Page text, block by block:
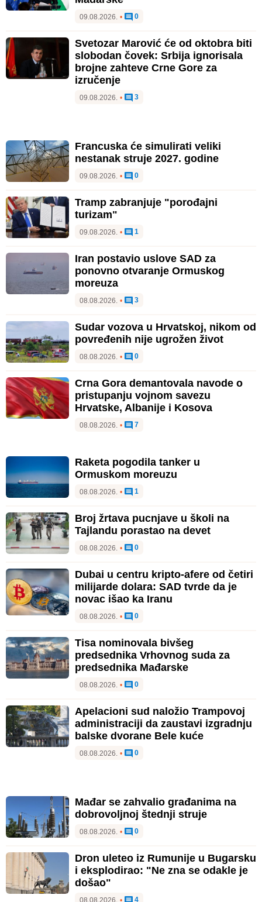
09.08.2026. • 0
Svetozar Marović će od oktobra biti
slobodan čovek: Srbija ignorisala
brojne zahteve Crne Gore za
izručenje
09.08.2026. • 3
Francuska će simulirati veliki
nestanak struje 2027. godine
09.08.2026. • 0
Tramp zabranjuje "porođajni
turizam"
09.08.2026. • 1
Iran postavio uslove SAD za
ponovno otvaranje Ormuskog
moreuza
08.08.2026. • 3
Sudar vozova u Hrvatskoj, nikom od
povređenih nije ugrožen život
08.08.2026. • 0
Crna Gora demantovala navode o
pristupanju vojnom savezu
Hrvatske, Albanije i Kosova
08.08.2026. • 7
Raketa pogodila tanker u
Ormuskom moreuzu
08.08.2026. • 1
Broj žrtava pucnjave u školi na
Tajlandu porastao na devet
08.08.2026. • 0
Dubai u centru kripto-afere od četiri
milijarde dolara: SAD tvrde da je
novac išao ka Iranu
08.08.2026. • 0
Tisa nominovala bivšeg
predsednika Vrhovnog suda za
predsednika Mađarske
08.08.2026. • 0
Apelacioni sud naložio Trampovoj
administraciji da zaustavi izgradnju
balske dvorane Bele kuće
08.08.2026. • 0
Mađar se zahvalio građanima na
dobrovoljnoj štednji struje
08.08.2026. • 0
Dron uleteo iz Rumunije u Bugarsku
i eksplodirao: "Ne zna se odakle je
došao"
08.08.2026. • 4